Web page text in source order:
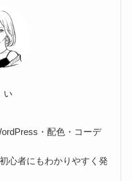
・配色・コーデ
心者にもわかりやすく発